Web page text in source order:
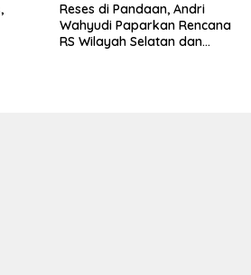
Reses di Pandaan, Andri
Wahyudi Paparkan Rencana
RS Wilayah Selatan dan